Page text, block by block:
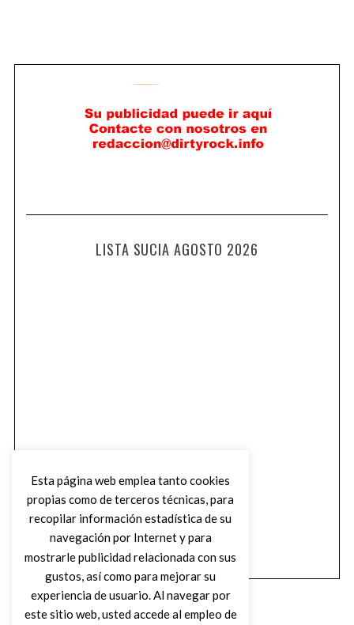
LISTA SUCIA AGOSTO 2026
Esta página web emplea tanto cookies
propias como de terceros técnicas, para
recopilar información estadística de su
navegación por Internet y para
mostrarle publicidad relacionada con sus
gustos, así como para mejorar su
experiencia de usuario. Al navegar por
este sitio web, usted accede al empleo de